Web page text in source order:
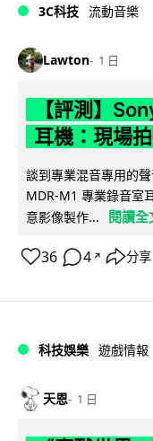
3C科技 流動音樂
Lawton 1 日
【評測】
耳機：現場
談到專業混音專用的
MDR-M1 專業錄音室
意影像製作...
閱讀全
36 4 ↗ 分享
科技娛樂 遊戲情報
天恩 1 日